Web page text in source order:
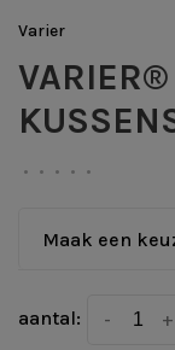
Varier
• • • • •
Maak een
aantal: +
-